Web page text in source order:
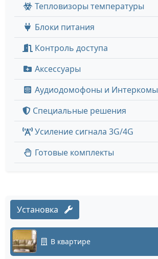
Тепловизоры температуры
Блоки питания
Контроль доступа
Аксессуары
Аудиодомофоны и Интеркомы
Специальные решения
Усиление сигнала 3G/4G
Готовые комплекты
Установка
В квартире